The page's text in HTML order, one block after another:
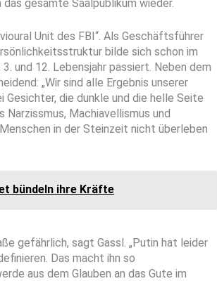
gesamte Saalpublikum wieder.
Unit des FBI“. Als Geschäftsführer
bilde sich schon im
und 12. Lebensjahr passiert. Neben dem
„Wir sind alle Ergebnis unserer
Gesichter, die dunkle und die helle Seite
Machiavellismus und
in der Steinzeit nicht überleben
bündeln ihre Kräfte
gefährlich, sagt Gassl. „Putin hat leider
Das macht ihn so
aus dem Glauben an das Gute im